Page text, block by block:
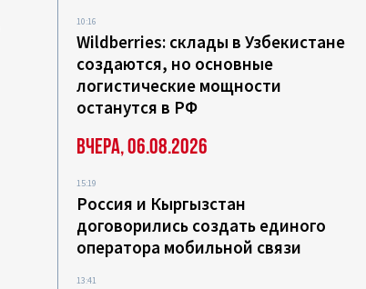
10:16
Wildberries: склады в Узбекистане
создаются, но основные
логистические мощности
останутся в РФ
Вчера, 06.08.2026
15:19
Россия и Кыргызстан
договорились создать единого
оператора мобильной связи
13:41